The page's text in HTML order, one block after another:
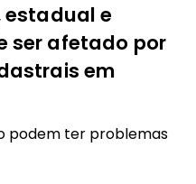
estadual e
ser afetado por
em
podem ter problemas